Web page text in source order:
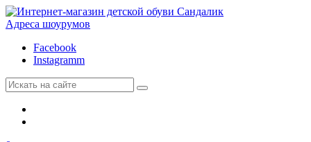
Адреса шоурумов
Facebook
Instagramm